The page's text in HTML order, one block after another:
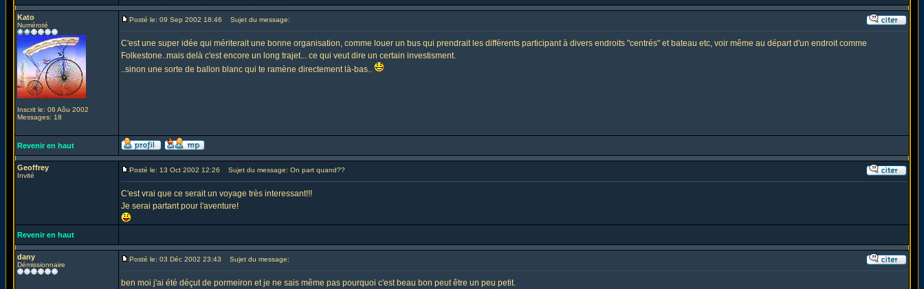
Kato
Numéroté
Inscrit le: 06 Aôu 2002
Messages: 18
Posté le: 09 Sep 2002 18:46 Sujet du message:
C'est une super idée qui mériterait une bonne organisation, comme louer un bus qui prendrait les différents participant à divers endroits "centrés" et bateau etc, voir même au départ d'un endroit comme
Folkestone..mais delà c'est encore un long trajet... ce qui veut dire un certain investisment.
..sinon une sorte de ballon blanc qui te ramène directement là-bas..
Revenir en haut
Geoffrey
Invité
Posté le: 13 Oct 2002 12:26 Sujet du message: On part quand??
C'est vrai que ce serait un voyage très interessant!!!
Je serai partant pour l'aventure!
Revenir en haut
dany
Démissionnaire
Posté le: 03 Déc 2002 23:43 Sujet du message:
ben moi j'ai été déçut de pormeiron et je ne sais même pas pourquoi c'est beau bon peut être un peu petit.